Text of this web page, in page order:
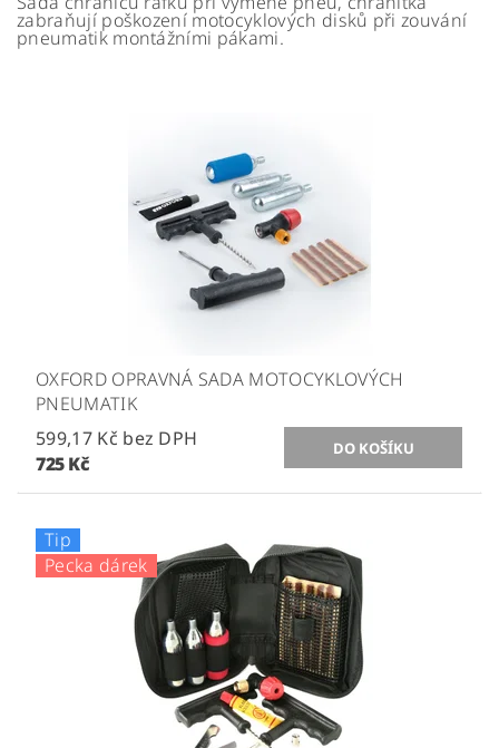
zabraňují poškození motocyklových disků při zouvání
pneumatik montážními pákami.
OXFORD OPRAVNÁ SADA MOTOCYKLOVÝCH
PNEUMATIK
599,17 Kč bez DPH
725 Kč
Tip
Pecka dárek